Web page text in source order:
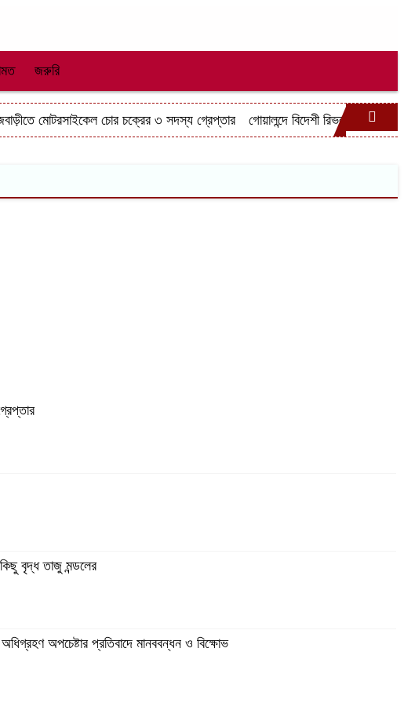
জরুরি
মোটরসাইকেল চোর চক্রের ৩ সদস্য গ্রেপ্তার গোয়ালন্দে বিদেশী রিভলবারসহ যুবক
বৃদ্ধ তাজু মন্ডলের
অপচেষ্টার প্রতিবাদে মানববন্ধন ও বিক্ষোভ